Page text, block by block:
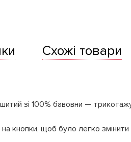
Схожі товари
зі 100% бавовни —
кнопки, щоб було легко змінити